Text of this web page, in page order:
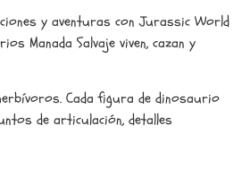
y aventuras con Jurassic World
Manada Salvaje viven, cazan y
Cada figura de dinosaurio
de articulación, detalles